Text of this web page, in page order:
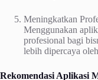
Meningkatkan
Menggunakan
profesional bagi
lebih dipercaya
Rekomendasi Aplikasi